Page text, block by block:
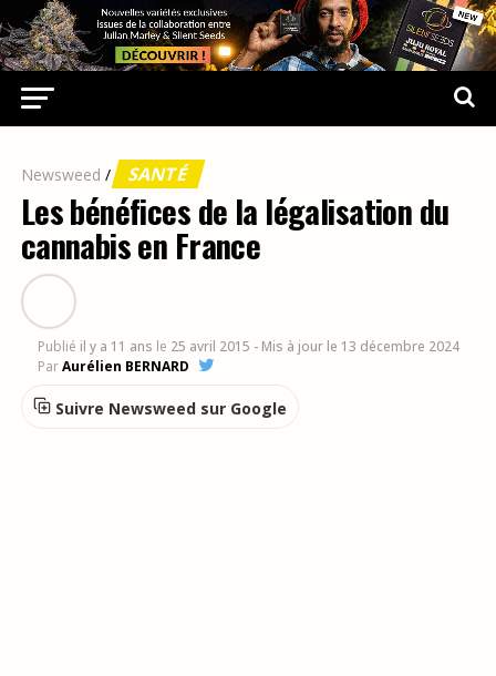
Newsweed / SANTÉ
Les bénéfices de la légalisation du
cannabis en France
Publié il y a 11 ans le 25 avril 2015 - Mis à jour le 13 décembre 2024
ParAurélien BERNARD
Suivre Newsweed sur Google